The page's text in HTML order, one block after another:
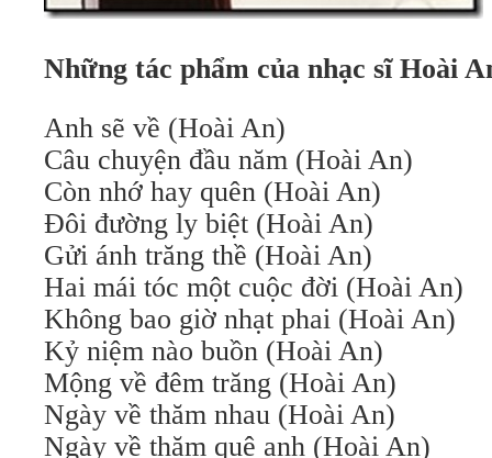
Những tác phẩm của nhạc sĩ Hoài
Anh sẽ về (Hoài An)
Câu chuyện đầu năm (Hoài An)
Còn nhớ hay quên (Hoài An)
Đôi đường ly biệt (Hoài An)
Gửi ánh trăng thề (Hoài An)
Hai mái tóc một cuộc đời (Hoài An)
Không bao giờ nhạt phai (Hoài An)
Kỷ niệm nào buồn (Hoài An)
Mộng về đêm trăng (Hoài An)
Ngày về thăm nhau (Hoài An)
Ngày về thăm quê anh (Hoài An)